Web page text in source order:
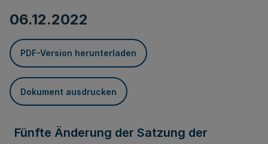
06.12.2022
PDF-Version herunterladen
Dokument ausdrucken
Fünfte Änderung der Satzung der